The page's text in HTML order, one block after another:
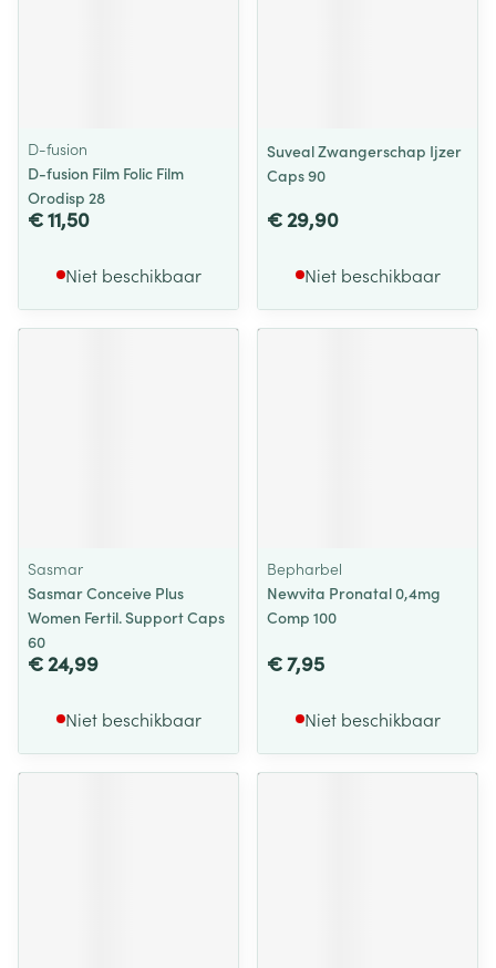
D-fusion
D-fusion Film Folic Film
Orodisp 28
€ 11,50
Niet beschikbaar
Suveal Zwangerschap Ijzer
Caps 90
€ 29,90
Niet beschikbaar
Sasmar
Sasmar Conceive Plus
Women Fertil. Support Caps
60
€ 24,99
Niet beschikbaar
Bepharbel
Newvita Pronatal 0,4mg
Comp 100
€ 7,95
Niet beschikbaar